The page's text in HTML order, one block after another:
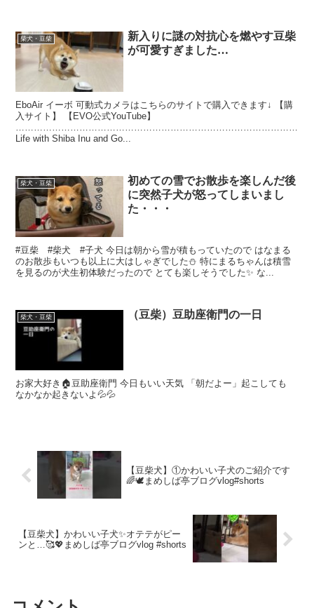
柴犬・豆柴
新入りに謎の対抗心を燃やす豆柴
が可愛すぎました…
EboAir イーボ 可動式カメラはこちらのサイトで購入できます↓ 【購
入サイト】 【EVO公式YouTube】
…………………………………………………………………………………
Life with Shiba Inu and Go...
柴犬・豆柴
初めての雪でお散歩を楽しんだ後
に突然子犬が怒ってしまいまし
た・・・
#豆柴 #柴犬 #子犬 今日は朝から雪が積もっていたので はなまる
のお散歩もいつも以上に大はしゃぎでした⛄️ 特にまるちゃんは積雪
を見るのが犬生初体験だったので とても楽しそうでした✨ な...
柴犬・豆柴 （豆柴）豆助座衛門の一日
お家大好き🏠豆助座衛門 今日もいい天気 「朝だよー」起こしても
なかなか起きないよ💦💦
【豆柴犬】①かわいい子犬のご紹介です
🌈🕊️まめしば亭ブログvlog#shorts
【豆柴犬】かわいい子犬✨オテテがピー
ンと…🥰💖まめしば亭ブログvlog #shorts